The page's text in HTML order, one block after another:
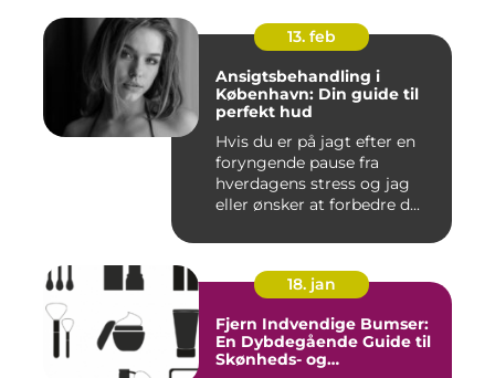
13. feb
Ansigtsbehandling i
København: Din guide til
perfekt hud
Hvis du er på jagt efter en
foryngende pause fra
hverdagens stress og jag
eller ønsker at forbedre d...
18. jan
Fjern Indvendige Bumser:
En Dybdegående Guide til
Skønheds- og